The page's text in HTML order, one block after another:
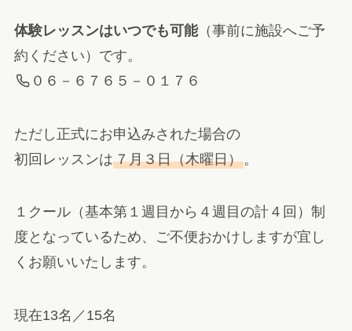
体験レッスンはいつでも可能（事前に施設へご予
約ください）です。
０６－６７６５－０１７６
ただし正式にお申込みされた場合の
初回レッスンは７月３日（木曜日）。
１クール（基本第１週目から４週目の計４回）制
度となっているため、ご不便おかけしますが宜し
くお願いいたします。
現在13名／15名